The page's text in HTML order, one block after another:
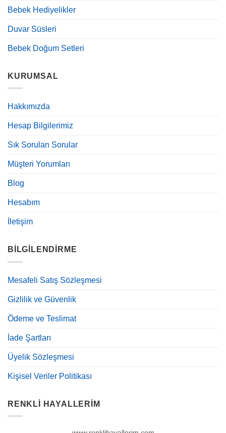
Bebek Hediyelikler
Duvar Süsleri
Bebek Doğum Setleri
KURUMSAL
Hakkımızda
Hesap Bilgilerimiz
Sık Sorulan Sorular
Müşteri Yorumları
Blog
Hesabım
İletişim
BILGILENDIRME
Mesafeli Satış Sözleşmesi
Gizlilik ve Güvenlik
Ödeme ve Teslimat
İade Şartları
Üyelik Sözleşmesi
Kişisel Veriler Politikası
RENKLI HAYALLERIM